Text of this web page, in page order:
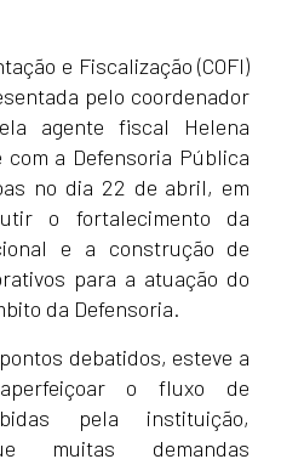
e Fiscalização (COFI)
pelo coordenador
agente fiscal Helena
a Defensoria Pública
no dia 22 de abril, em
o fortalecimento da
e a construção de
para a atuação do
da Defensoria.
debatidos, esteve a
o fluxo de
pela instituição,
muitas demandas